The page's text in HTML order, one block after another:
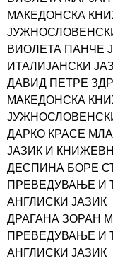
МАКЕДОНСКА
ВИОЛЕТА ПАНЧЕ
ИТАЛИЈАНСКИ
ДАВИД ПЕТРЕ
МАКЕДОНСКА
ДАРКО КРАСЕ
ЈАЗИК И
ДЕСПИНА БОРЕ
ПРЕВЕДУВАЊЕ И
АНГЛИСКИ ЈАЗИК
ДРАГАНА ЗОРАН
ПРЕВЕДУВАЊЕ И
АНГЛИСКИ ЈАЗИК